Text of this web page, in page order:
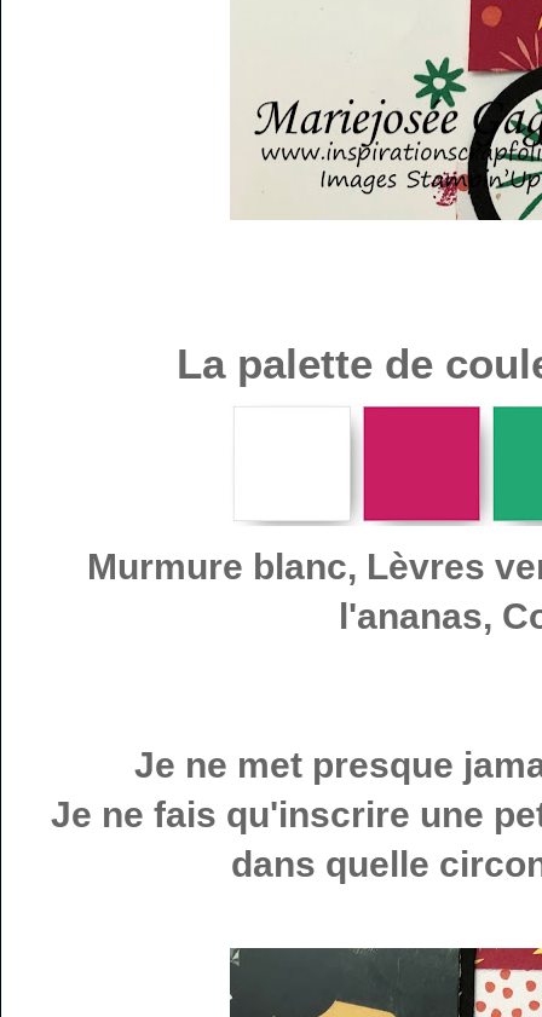
La palette de
Murmure blanc, Lèvres
l'ananas,
Je ne met presque
Je ne fais qu'inscrire une
dans quelle